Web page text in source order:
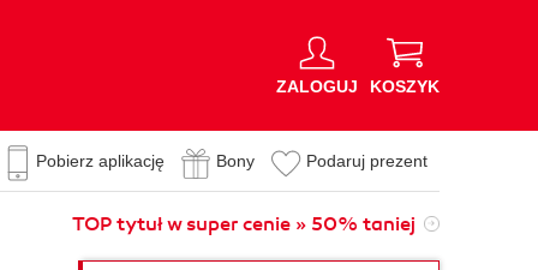
ZALOGUJ KOSZYK
Pobierz aplikację Bony Podaruj prezent
TOP tytuł w super cenie » 50% taniej